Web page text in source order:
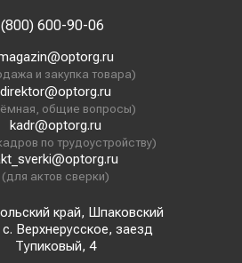
600-90-06
и закупка товара)
direktor@optorg.ru
общие вопросы)
kadr@optorg.ru
по трудоустройству)
(для актов сверки)
край, Шпаковский
Верхнерусское, заезд
Тупиковый, 4